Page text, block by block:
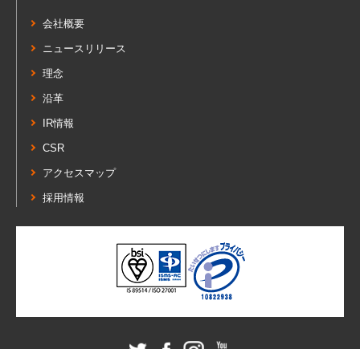
会社概要
ニュースリリース
理念
沿革
IR情報
CSR
アクセスマップ
採用情報